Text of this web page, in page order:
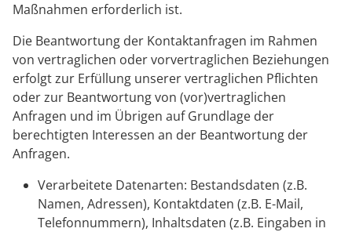
Maßnahmen erforderlich ist.
Die Beantwortung der Kontaktanfragen im Rahmen
von vertraglichen oder vorvertraglichen Beziehungen
erfolgt zur Erfüllung unserer vertraglichen Pflichten
oder zur Beantwortung von (vor)vertraglichen
Anfragen und im Übrigen auf Grundlage der
berechtigten Interessen an der Beantwortung der
Anfragen.
Verarbeitete Datenarten: Bestandsdaten (z.B.
Namen, Adressen), Kontaktdaten (z.B. E-Mail,
Telefonnummern), Inhaltsdaten (z.B. Eingaben in